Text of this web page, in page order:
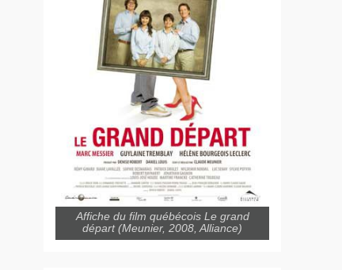
Affiche du film québécois Le grand
départ (Meunier, 2008, Alliance)